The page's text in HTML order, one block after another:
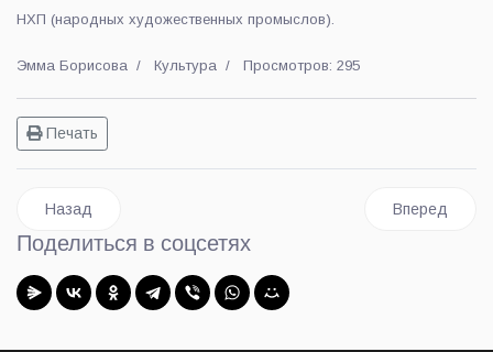
НХП (народных художественных промыслов).
Эмма Борисова Культура Просмотров: 295
Печать
Предыдущий: Выставка работ Марка Шагала открылась в
Назад Следующий:
Вперед
Поделиться в соцсетях